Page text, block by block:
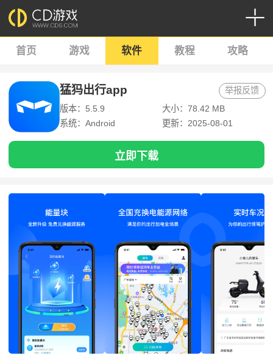
首页 游戏 软件 教程 攻略
猛犸出行app
版本：5.5.9
大小：78.42 MB
系统：Android
更新：2025-08-01
举报反馈
立即下载